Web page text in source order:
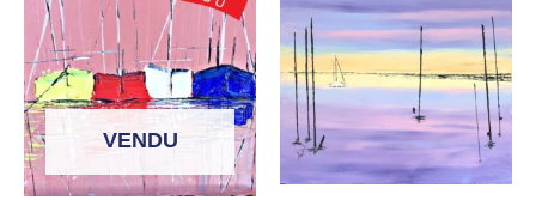
VENDU